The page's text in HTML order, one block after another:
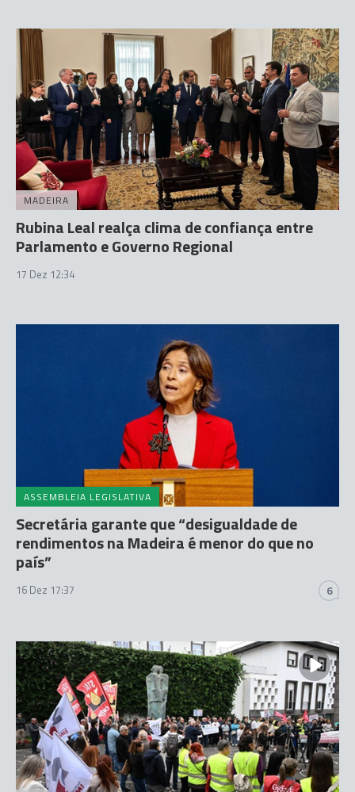
MADEIRA
Rubina Leal realça clima de confiança entre
Parlamento e Governo Regional
17 Dez 12:34
ASSEMBLEIA LEGISLATIVA
Secretária garante que “desigualdade de
rendimentos na Madeira é menor do que no
país”
16 Dez 17:37 6